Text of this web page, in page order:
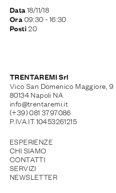
Data18/11/18
Ora09:30 - 16:30
Posti20
TRENTAREMI Srl
Vico San Domenico Maggiore, 9
80134 Napoli NA
info@trentaremi.it
(+39) 081 3797086
P.IVA IT 10453261215
ESPERIENZE
CHI SIAMO
CONTATTI
SERVIZI
NEWSLETTER